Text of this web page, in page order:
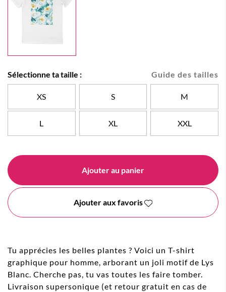
Guide des tailles
Sélectionne ta taille :
XS S M
L XL XXL
Ajouter au panier
Ajouter aux favoris
Tu apprécies les belles plantes ? Voici un T-shirt
graphique pour homme, arborant un joli motif de Lys
Blanc. Cherche pas, tu vas toutes les faire tomber.
Livraison supersonique (et retour gratuit en cas de